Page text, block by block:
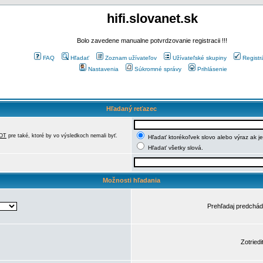
hifi.slovanet.sk
Bolo zavedene manualne potvrdzovanie registracii !!!
FAQ Hľadať Zoznam užívateľov Užívateľské skupiny
Nastavenia
Súkromné správy Prihlásenie
Hľadaný reťazec
pre také, ktoré by vo výsledkoch nemali byť.
Hľadať ktorékoľvek slovo alebo výraz ak
Hľadať všetky slová.
Možnosti hľadania
Prehľadaj